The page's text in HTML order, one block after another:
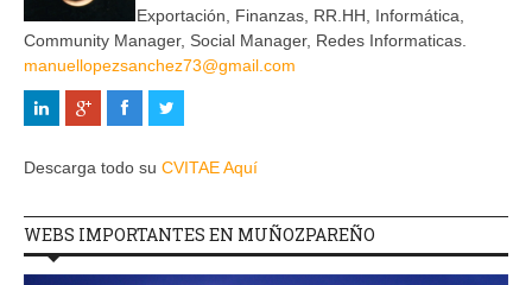
Exportación, Finanzas, RR.HH, Informática,
Community Manager, Social Manager, Redes Informaticas.
manuellopezsanchez73@gmail.com
Descarga todo su CVITAE Aquí
WEBS IMPORTANTES EN MUÑOZPAREÑO